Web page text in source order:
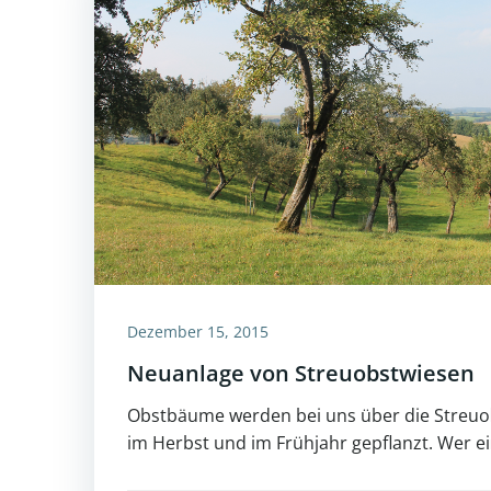
Dezember 15, 2015
Neuanlage von Streuobstwiesen
Obstbäume werden bei uns über die
im Herbst und im Frühjahr gepflanzt. Wer